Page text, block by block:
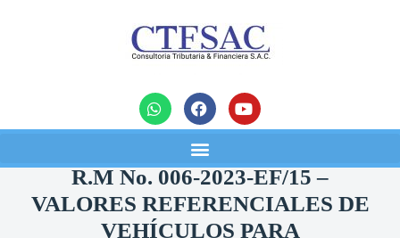
noticias
R.M No. 006-2023-EF/15 –
VALORES REFERENCIALES DE
VEHÍCULOS PARA